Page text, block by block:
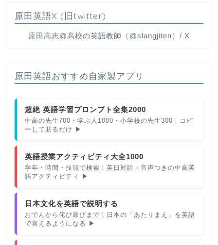
原田英語X (旧twitter)
原田高志@高校の英語教師（@slangjiten）/ X
原田英語おすすめ自家製アプリ
超絶 英語学習プロンプト全集2000
中高の先生700・学ぶ人1000・小学校の先生300｜コピ
ーして貼るだけ ▶
英語授業アクティビティ大全1000
学年・時間・技能で検索！英日対訳＋音声つきの中高英
語アクティビティ ▶
日本文化を英語で説明する
おでんから侘び寂びまで！日本の「あたりまえ」を英語
で言えるようになる ▶